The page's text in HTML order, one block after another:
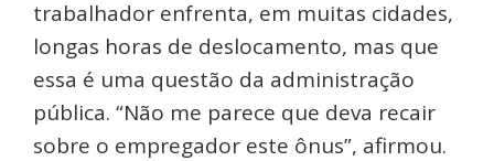
trabalhador enfrenta, em muitas cidades,
longas horas de deslocamento, mas que
essa é uma questão da administração
pública. “Não me parece que deva recair
sobre o empregador este ônus”, afirmou.